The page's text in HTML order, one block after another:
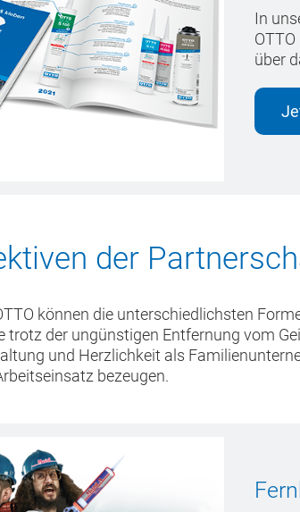
In
über
der
können die unterschiedlichsten
trotz der ungünstigen Entfernung vom
und Herzlichkeit als
bezeugen.